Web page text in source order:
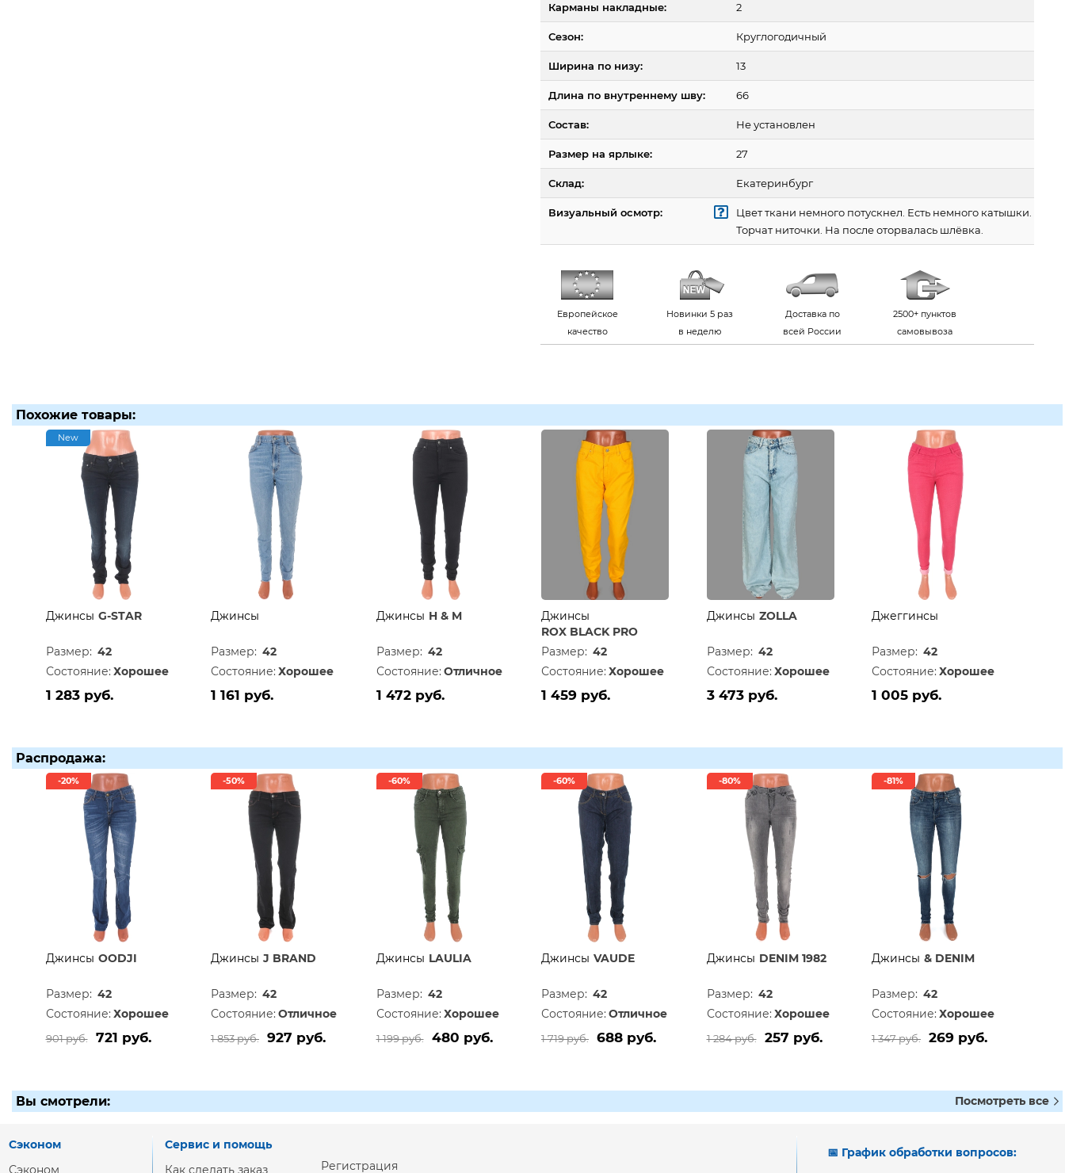
Карманы накладные: 2
Сезон: Круглогодичный
Ширина по низу: 13
Длина по внутреннему шву: 66
Состав: Не установлен
Размер на ярлыке: 27
Склад: Екатеринбург
Визуальный осмотр:
Цвет ткани немного потускнел. Есть немного катышки.
Торчат ниточки. На после оторвалась шлёвка.
Европейское
качество
Новинки 5 раз
в неделю
Доставка по
всей России
2500+ пунктов
самовывоза
Похожие товары:
New
Джинсы G-STAR
Размер: 42
Состояние: Хорошее
1 283 руб.
Джинсы
Размер: 42
Состояние: Хорошее
1 161 руб.
Джинсы H & M
Размер: 42
Состояние: Отличное
1 472 руб.
Джинсы
ROX BLACK PRO
Размер: 42
Состояние: Хорошее
1 459 руб.
Джинсы ZOLLA
Размер: 42
Состояние: Хорошее
3 473 руб.
Джеггинсы
Размер: 42
Состояние: Хорошее
1 005 руб.
Распродажа:
-20%
Джинсы OODJI
Размер: 42
Состояние: Хорошее
901 руб. 721 руб.
-50%
Джинсы J BRAND
Размер: 42
Состояние: Отличное
1 853 руб. 927 руб.
-60%
Джинсы LAULIA
Размер: 42
Состояние: Хорошее
1 199 руб. 480 руб.
-60%
Джинсы VAUDE
Размер: 42
Состояние: Отличное
1 719 руб. 688 руб.
-80%
Джинсы DENIM 1982
Размер: 42
Состояние: Хорошее
1 284 руб. 257 руб.
-81%
Джинсы & DENIM
Размер: 42
Состояние: Хорошее
1 347 руб. 269 руб.
Вы смотрели: Посмотреть все
📅 График обработки вопросов:
Сэконом
Сэконом
Сервис и помощь
Как сделать заказ
Регистрация